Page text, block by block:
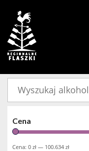
Cena
Cena: 0 zł — 100.634 zł